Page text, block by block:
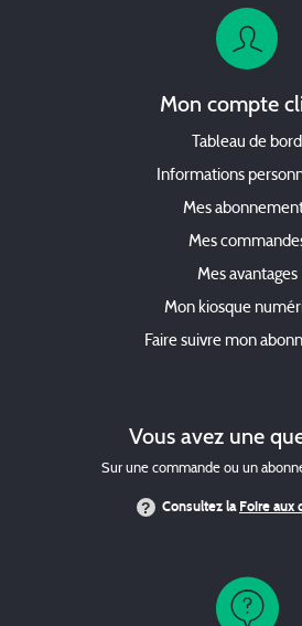
Mon compte
Tableau de bord
Informations
Mes
Mes
Mes avantages
Mon kiosque
Faire suivre mon
Vous avez une
Sur une commande ou un
Consultez laFoire aux